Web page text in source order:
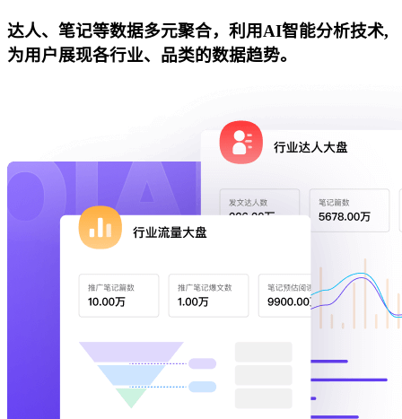
达人、笔记等数据多元聚合，利用AI智能分析技术,
为用户展现各行业、品类的数据趋势。